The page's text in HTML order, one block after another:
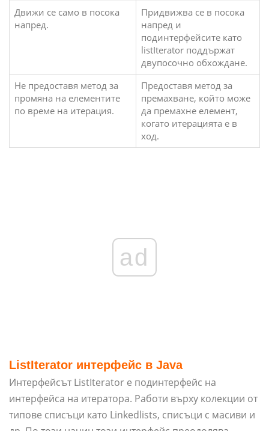
Движи се само в посока
напред.
Придвижва се в посока
напред и
подинтерфейсите като
listIterator поддържат
двупосочно обхождане.
Не предоставя метод за
промяна на елементите
по време на итерация.
Предоставя метод за
премахване, който може
да премахне елемент,
когато итерацията е в
ход.
ad
ListIterator интерфейс в Java
Интерфейсът ListIterator е подинтерфейс на
интерфейса на итератора. Работи върху колекции от
типове списъци като Linkedlists, списъци с масиви и